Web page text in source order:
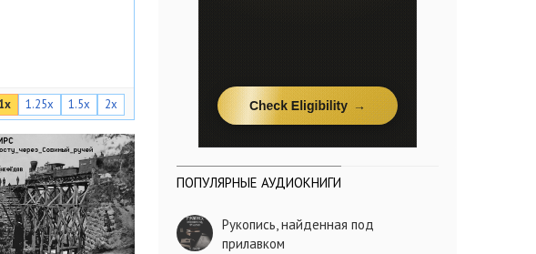
1.25x 1.5x 2x
ПОПУЛЯРНЫЕ АУДИОКНИГИ
Рукопись, найденная под
прилавком